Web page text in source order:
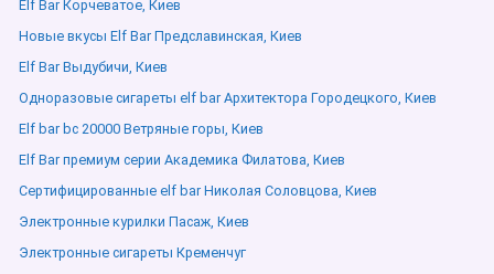
Elf Bar Корчеватое, Киев
Новые вкусы Elf Bar Предславинская, Киев
Elf Bar Выдубичи, Киев
Одноразовые сигареты elf bar Архитектора Городецкого, Киев
Elf bar bc 20000 Ветряные горы, Киев
Elf Bar премиум серии Академика Филатова, Киев
Сертифицированные elf bar Николая Соловцова, Киев
Электронные курилки Пасаж, Киев
Электронные сигареты Кременчуг